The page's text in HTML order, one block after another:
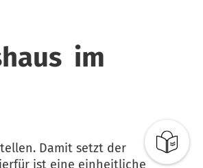
im
Damit setzt der
ist eine einheitliche